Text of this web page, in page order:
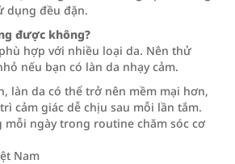
dụng đều đặn.
được không?
hợp với nhiều loại da. Nên thử
nếu bạn có làn da nhạy cảm.
làn da có thể trở nên mềm mại hơn,
cảm giác dễ chịu sau mỗi lần tắm.
mỗi ngày trong routine chăm sóc cơ
Nam